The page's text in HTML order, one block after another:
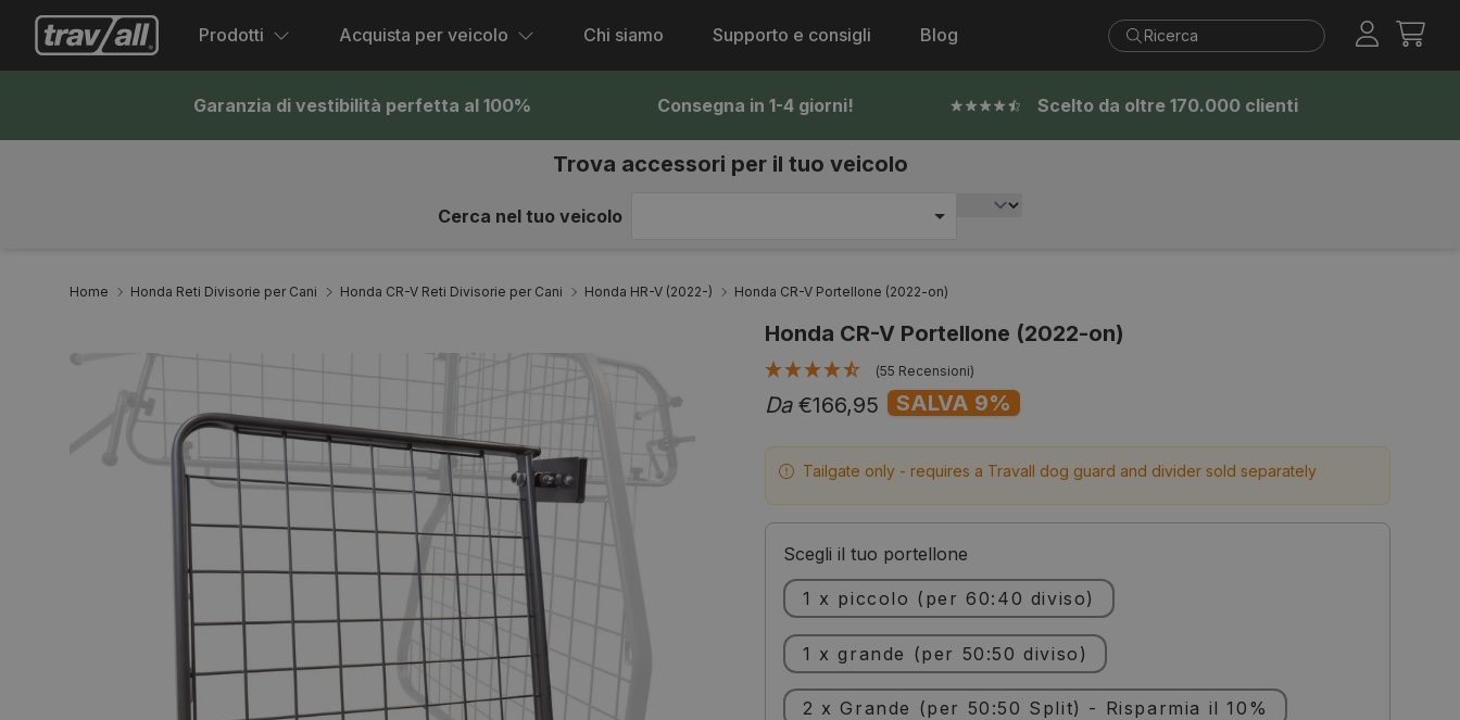
Prodotti Acquista per veicolo Chi siamo Supporto e consigli Blog
Garanzia di vestibilità perfetta al 100%
Consegna in 1-4 giorni! Scelto da oltre 170.000 clienti
Trova accessori per il tuo veicolo
Cerca nel tuo veicolo
Home Honda Reti Divisorie per Cani Honda CR-V Reti Divisorie per Cani Honda HR-V (2022-) Honda CR-V Portellone (2022-on)
Honda CR-V Portellone (2022-on)
(55 Recensioni)
Da €166,95 SALVA 9%
Tailgate only - requires a Travall dog guard and divider sold separately
Scegli il tuo portellone
1 x piccolo (per 60:40 diviso)
1 x grande (per 50:50 diviso)
2 x Grande (per 50:50 Split) - Risparmia il 10%